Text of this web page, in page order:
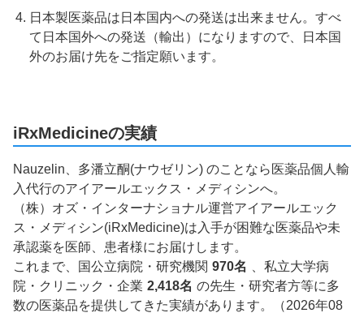
日本製医薬品は日本国内への発送は出来ません。すべ
て日本国外への発送（輸出）になりますので、日本国
外のお届け先をご指定願います。
iRxMedicineの実績
Nauzelin、多潘立酮(ナウゼリン) のことなら医薬品個人輸
入代行のアイアールエックス・メディシンへ。
（株）オズ・インターナショナル運営アイアールエック
ス・メディシン(iRxMedicine)は入手が困難な医薬品や未
承認薬を医師、患者様にお届けします。
これまで、国公立病院・研究機関 970名
、私立大学病
院・クリニック・企業 2,418名 の先生・研究者方等に多
数の医薬品を提供してきた実績があります。（2026年08